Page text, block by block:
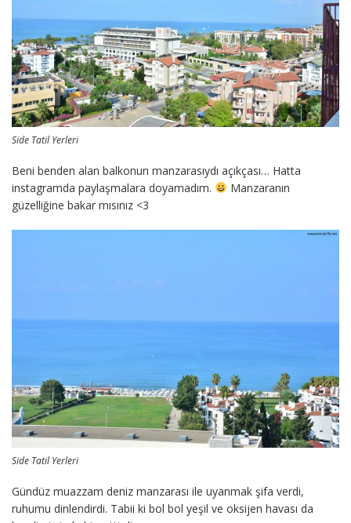
Side Tatil Yerleri
Beni benden alan balkonun manzarasıydı açıkçası… Hatta
instagramda paylaşmalara doyamadım.
Manzaranın
güzelliğine bakar mısınız <3
Side Tatil Yerleri
Gündüz muazzam deniz manzarası ile uyanmak şifa verdi,
ruhumu dinlendirdi. Tabii ki bol bol yeşil ve oksijen havası da